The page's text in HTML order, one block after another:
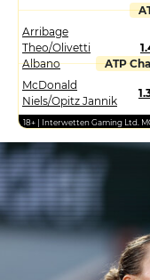
Arribage
Theo/Olivetti
Albano
ATP
McDonald
Niels/Opitz Jannik
18+ | Interwetten Gaming Ltd.